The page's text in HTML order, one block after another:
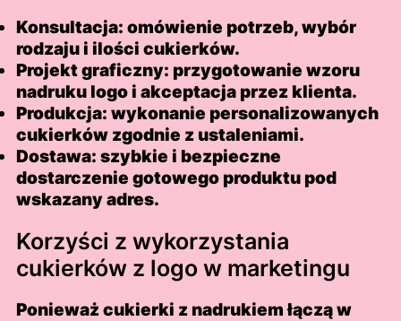
Konsultacja: omówienie potrzeb, wybór
rodzaju i ilości cukierków.
Projekt graficzny: przygotowanie wzoru
nadruku logo i akceptacja przez klienta.
Produkcja: wykonanie personalizowanych
cukierków zgodnie z ustaleniami.
Dostawa: szybkie i bezpieczne
dostarczenie gotowego produktu pod
wskazany adres.
Korzyści z wykorzystania
cukierków z logo w marketingu
Ponieważ cukierki z nadrukiem łączą w